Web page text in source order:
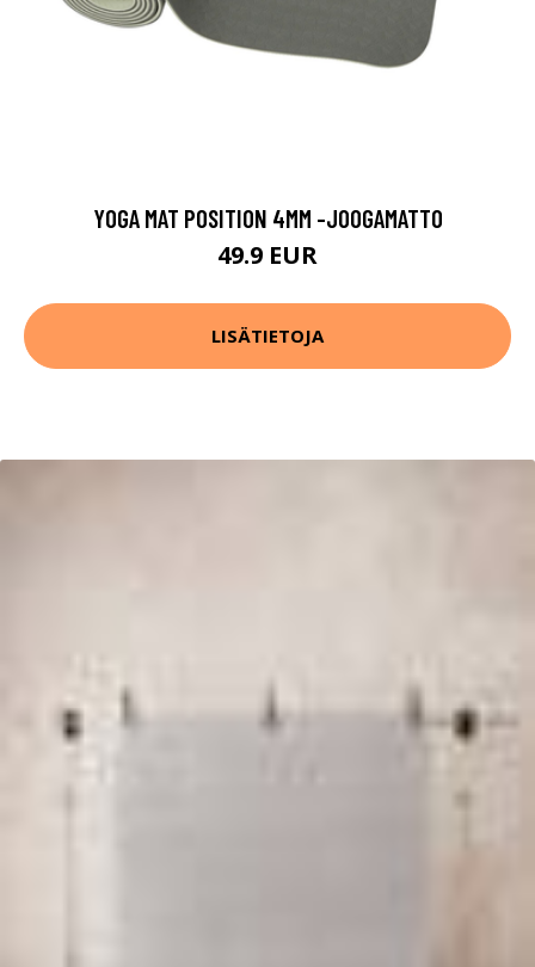
YOGA MAT POSITION 4MM -JOOGAMATTO
49.9 EUR
LISÄTIETOJA